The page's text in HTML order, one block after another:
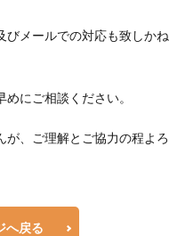
びメールでの対応も致しかね
にご相談ください。
が、ご理解とご協力の程よろ
へ戻る